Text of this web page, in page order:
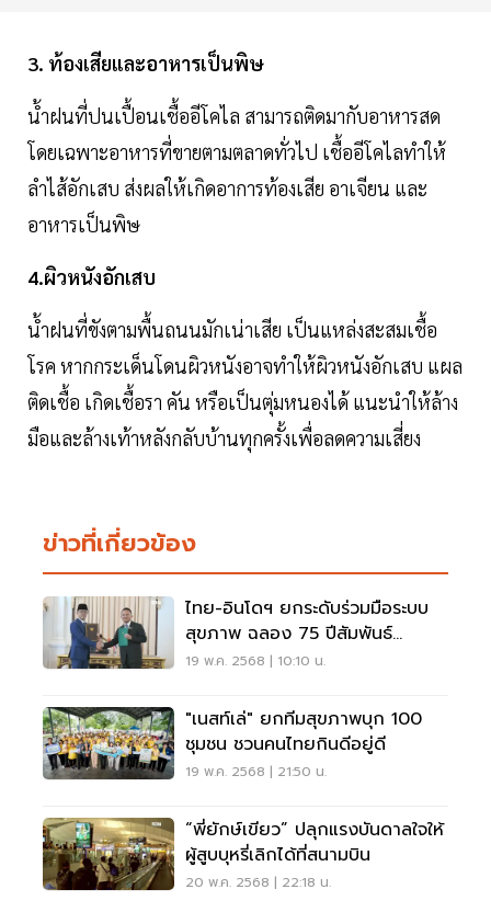
3. ท้องเสียและอาหารเป็นพิษ
น้ำฝนที่ปนเปื้อนเชื้ออีโคไล สามารถติดมากับอาหารสด
โดยเฉพาะอาหารที่ขายตามตลาดทั่วไป เชื้ออีโคไลทำให้
ลำไส้อักเสบ ส่งผลให้เกิดอาการท้องเสีย อาเจียน และ
อาหารเป็นพิษ
4.ผิวหนังอักเสบ
น้ำฝนที่ขังตามพื้นถนนมักเน่าเสีย เป็นแหล่งสะสมเชื้อ
โรค หากกระเด็นโดนผิวหนังอาจทำให้ผิวหนังอักเสบ แผล
ติดเชื้อ เกิดเชื้อรา คัน หรือเป็นตุ่มหนองได้ แนะนำให้ล้าง
มือและล้างเท้าหลังกลับบ้านทุกครั้งเพื่อลดความเสี่ยง
ข่าวที่เกี่ยวข้อง
ไทย-อินโดฯ ยกระดับร่วมมือระบบ
สุขภาพ ฉลอง 75 ปีสัมพันธ์
ทางการทูต
19 พ.ค. 2568 | 10:10 น.
"เนสท์เล่" ยกทีมสุขภาพบุก 100
ชุมชน ชวนคนไทยกินดีอยู่ดี
19 พ.ค. 2568 | 21:50 น.
“พี่ยักษ์เขียว” ปลุกแรงบันดาลใจให้
ผู้สูบบุหรี่เลิกได้ที่สนามบิน
20 พ.ค. 2568 | 22:18 น.